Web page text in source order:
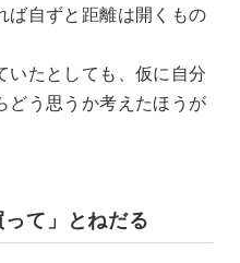
ば自ずと距離は開くもの
いたとしても、仮に自分
どう思うか考えたほうが
って」とねだる